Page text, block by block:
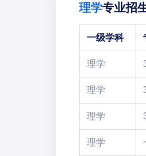
理学专业招
一级学科
理学
理学
理学
理学